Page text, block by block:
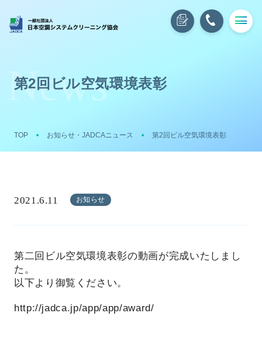
TOP お知らせ・JADCAニュース 第2回ビル空気環境表彰
第2回ビル空気環境表彰
2021.6.11 お知らせ
第二回ビル空気環境表彰の動画が完成いたしまし
た。
以下より御覧ください。
http://jadca.jp/app/app/award/